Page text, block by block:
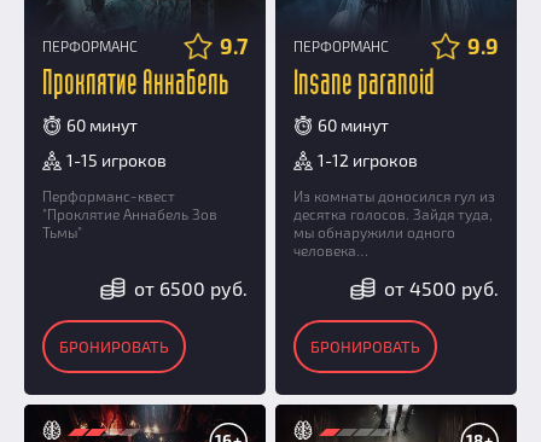
ПЕРФОРМАНС 9.7
Проклятие Аннабель
60 минут
1-15 игроков
Перформанс-квест
"Проклятие Аннабель Зов
Тьмы"
от 6500 руб.
БРОНИРОВАТЬ
ПЕРФОРМАНС 9.9
Insane paranoid
60 минут
1-12 игроков
Из комнаты доносился гул из
десятка голосов. Зайдя туда,
мы обнаружили одного
человека…
от 4500 руб.
БРОНИРОВАТЬ